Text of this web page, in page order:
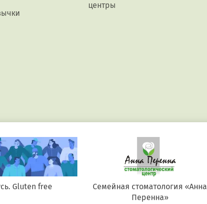
центры
Gluten free
Семейная стоматология «Анна
Перенна»